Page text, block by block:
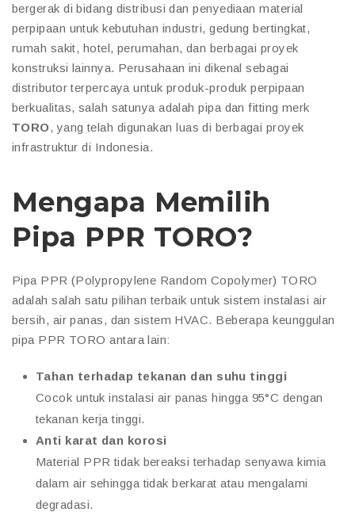
bergerak di bidang distribusi dan penyediaan material
perpipaan untuk kebutuhan industri, gedung bertingkat,
rumah sakit, hotel, perumahan, dan berbagai proyek
konstruksi lainnya. Perusahaan ini dikenal sebagai
distributor terpercaya untuk produk-produk perpipaan
berkualitas, salah satunya adalah pipa dan fitting merk
TORO, yang telah digunakan luas di berbagai proyek
infrastruktur di Indonesia.
Mengapa Memilih
Pipa PPR TORO?
Pipa PPR (Polypropylene Random Copolymer) TORO
adalah salah satu pilihan terbaik untuk sistem instalasi air
bersih, air panas, dan sistem HVAC. Beberapa keunggulan
pipa PPR TORO antara lain:
Tahan terhadap tekanan dan suhu tinggi
Cocok untuk instalasi air panas hingga 95°C dengan
tekanan kerja tinggi.
Anti karat dan korosi
Material PPR tidak bereaksi terhadap senyawa kimia
dalam air sehingga tidak berkarat atau mengalami
degradasi.